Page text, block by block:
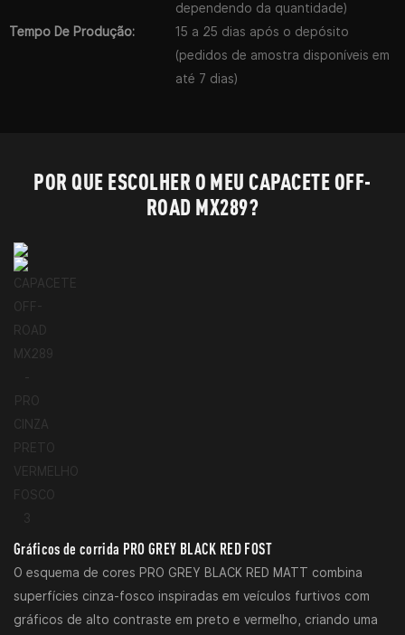
dependendo da quantidade)
Tempo De Produção:
15 a 25 dias após o depósito
(pedidos de amostra disponíveis em
até 7 dias)
POR QUE ESCOLHER O MEU CAPACETE OFF-
ROAD MX289?
Gráficos de corrida PRO GREY BLACK RED FOST
O esquema de cores PRO GREY BLACK RED MATT combina
superfícies cinza-fosco inspiradas em veículos furtivos com
gráficos de alto contraste em preto e vermelho, criando uma